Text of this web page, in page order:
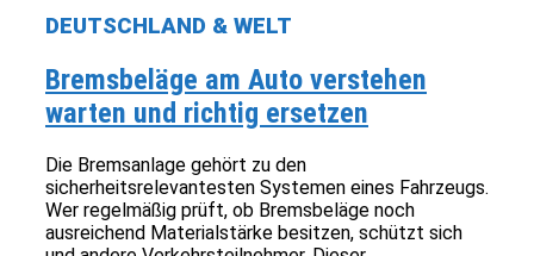
DEUTSCHLAND & WELT
Bremsbeläge am Auto verstehen
warten und richtig ersetzen
Die Bremsanlage gehört zu den
sicherheitsrelevantesten Systemen eines Fahrzeugs.
Wer regelmäßig prüft, ob Bremsbeläge noch
ausreichend Materialstärke besitzen, schützt sich